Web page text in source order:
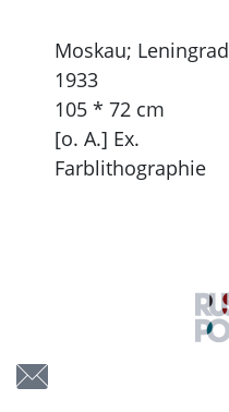
Moskau; Leningrad
1933
105 * 72 cm
[o. A.] Ex.
Farblithographie